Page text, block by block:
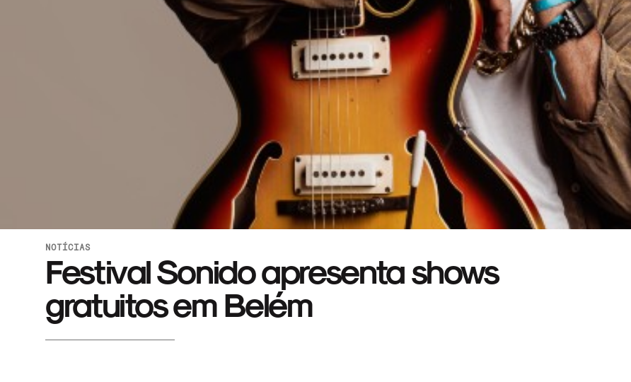
NOTÍCIAS
Festival Sonido apresenta shows
gratuitos em Belém